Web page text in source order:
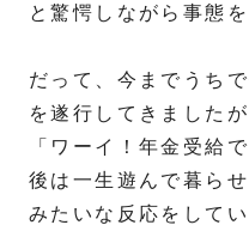
と驚愕しながら事態
だって、今までうち
を遂行してきましたが
「ワーイ！年金受給
後は一生遊んで暮らせ
みたいな反応をして